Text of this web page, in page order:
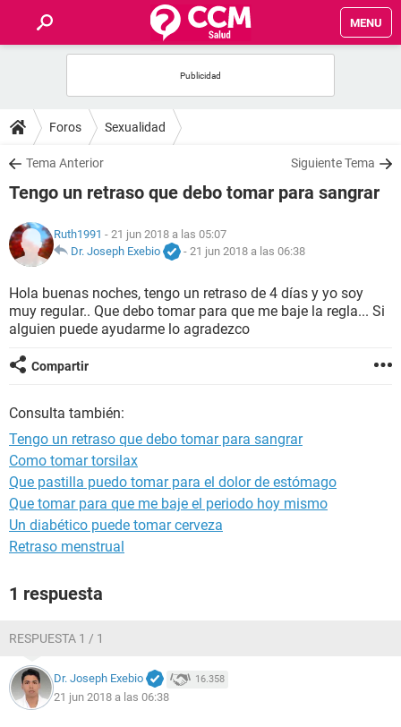
MENU
FOROS
SALUD
FAMILIA
NUTRICIÓN
BIENESTAR
Foros Sexualidad
Tema Anterior Siguiente Tema
Tengo un retraso que debo tomar para sangrar
Ruth1991 - 21 jun 2018 a las 05:07
Dr. Joseph Exebio
- 21 jun 2018 a las 06:38
Hola buenas noches, tengo un retraso de 4 días y yo soy
muy regular.. Que debo tomar para que me baje la regla... Si
alguien puede ayudarme lo agradezco
Compartir
Consulta también:
Tengo un retraso que debo tomar para sangrar
Como tomar torsilax
Que pastilla puedo tomar para el dolor de estómago
Que tomar para que me baje el periodo hoy mismo
Un diabético puede tomar cerveza
Retraso menstrual
1 respuesta
RESPUESTA 1 / 1
Dr. Joseph Exebio 16.358
21 jun 2018 a las 06:38